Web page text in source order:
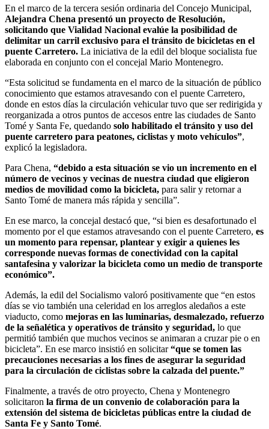
En el marco de la tercera sesión ordinaria del Concejo Municipal,
Alejandra Chena presentó un proyecto de Resolución,
solicitando que Vialidad Nacional evalúe la posibilidad de
delimitar un carril exclusivo para el tránsito de bicicletas en el
puente Carretero. La iniciativa de la edil del bloque socialista fue
elaborada en conjunto con el concejal Mario Montenegro.
“Esta solicitud se fundamenta en el marco de la situación de público
conocimiento que estamos atravesando con el puente Carretero,
donde en estos días la circulación vehicular tuvo que ser redirigida y
reorganizada a otros puntos de accesos entre las ciudades de Santo
Tomé y Santa Fe, quedando solo habilitado el tránsito y uso del
puente carretero para peatones, ciclistas y moto vehículos”,
explicó la legisladora.
Para Chena, “debido a esta situación se vio un incremento en el
número de vecinos y vecinas de nuestra ciudad que eligieron
medios de movilidad como la bicicleta, para salir y retornar a
Santo Tomé de manera más rápida y sencilla”.
En ese marco, la concejal destacó que, “si bien es desafortunado el
momento por el que estamos atravesando con el puente Carretero, es
un momento para repensar, plantear y exigir a quienes les
corresponde nuevas formas de conectividad con la capital
santafesina y valorizar la bicicleta como un medio de transporte
económico”.
Además, la edil del Socialismo valoró positivamente que “en estos
días se vio también una celeridad en los arreglos aledaños a este
viaducto, como mejoras en las luminarias, desmalezado, refuerzo
de la señalética y operativos de tránsito y seguridad, lo que
permitió también que muchos vecinos se animaran a cruzar pie o en
bicicleta”. En ese marco insistió en solicitar“que se tomen las
precauciones necesarias a los fines de asegurar la seguridad
para la circulación de ciclistas sobre la calzada del puente.”
Finalmente, a través de otro proyecto, Chena y Montenegro
solicitaron la firma de un convenio de colaboración para la
extensión del sistema de bicicletas públicas entre la ciudad de
Santa Fe y Santo Tomé.